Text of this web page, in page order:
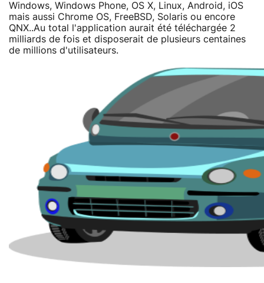
Windows, Windows Phone, OS X, Linux, Android, iOS
mais aussi Chrome OS, FreeBSD, Solaris ou encore
QNX..Au total l'application aurait été téléchargée 2
milliards de fois et disposerait de plusieurs centaines
de millions d'utilisateurs.